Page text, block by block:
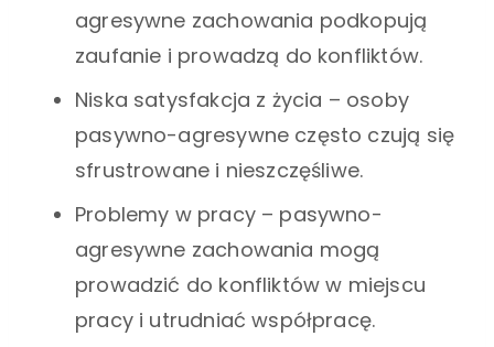
agresywne zachowania podkopują
zaufanie i prowadzą do konfliktów.
Niska satysfakcja z życia – osoby
pasywno-agresywne często czują się
sfrustrowane i nieszczęśliwe.
Problemy w pracy – pasywno-
agresywne zachowania mogą
prowadzić do konfliktów w miejscu
pracy i utrudniać współpracę.